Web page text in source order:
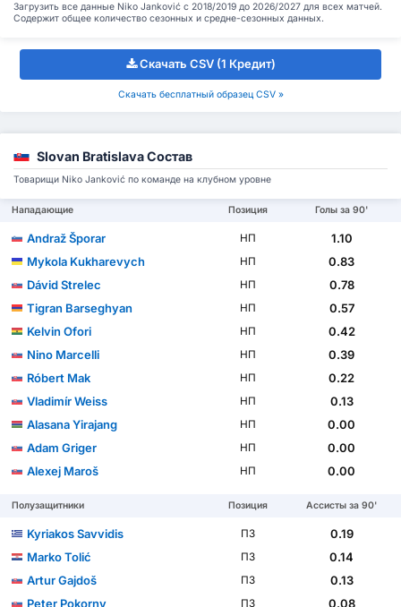
Загрузить все данные Niko Janković с 2018/2019 до 2026/2027 для всех матчей.
Содержит общее количество сезонных и средне-сезонных данных.
Скачать CSV (1 Кредит)
Скачать бесплатный образец CSV »
Slovan Bratislava Состав
Товарищи Niko Janković по команде на клубном уровне
Нападающие Позиция Голы за 90'
Andraž Šporar НП
1.10
Mykola Kukharevych
НП
0.83
Dávid Strelec
НП
0.78
Tigran Barseghyan
НП
0.57
Kelvin Ofori
НП
0.42
Nino Marcelli
НП
0.39
Róbert Mak
НП
0.22
Vladimír Weiss
НП
0.13
Alasana Yirajang
НП
0.00
Adam Griger
НП
0.00
Alexej Maroš
НП 0.00
Полузащитники Позиция Ассисты за 90'
Kyriakos Savvidis ПЗ
0.19
Marko Tolić
ПЗ
0.14
Artur Gajdoš
ПЗ
0.13
Peter Pokorny
ПЗ 0.08